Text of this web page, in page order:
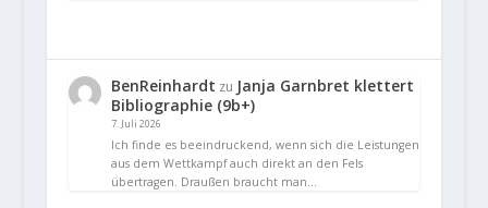
BenReinhardt zu Janja Garnbret klettert
Bibliographie (9b+)
7. Juli 2026
Ich finde es beeindruckend, wenn sich die Leistungen
aus dem Wettkampf auch direkt an den Fels
übertragen. Draußen braucht man…